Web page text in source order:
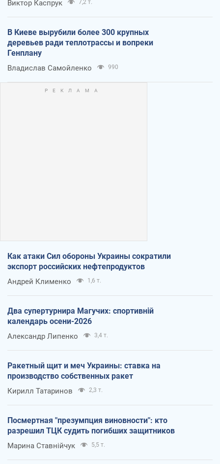
Виктор Каспрук 7,2 т.
В Киеве вырубили более 300 крупных
деревьев ради теплотрассы и вопреки
Генплану
Владислав Самойленко 990
Как атаки Сил обороны Украины сократили
экспорт российских нефтепродуктов
Андрей Клименко 1,6 т.
Два супертурнира Магучих: спортивній
календарь осени-2026
Александр Липенко 3,4 т.
Ракетный щит и меч Украины: ставка на
производство собственных ракет
Кирилл Татаринов 2,3 т.
Посмертная "презумпция виновности": кто
разрешил ТЦК судить погибших защитников
Марина Ставнійчук 5,5 т.